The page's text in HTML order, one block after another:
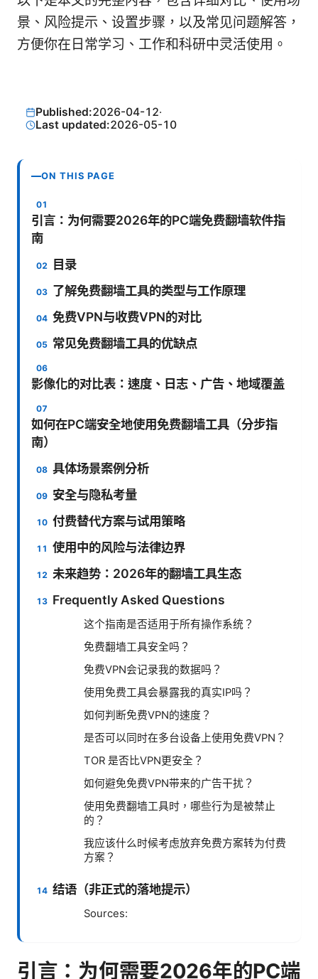
景、风险提示、设置步骤，以及常见问题解答，
方便你在日常学习、工作和科研中灵活使用。
Published:2026-04-12·
Last updated:2026-05-10
ON THIS PAGE
引言：为何需要2026年的PC端免费翻墙软件指
南
目录
了解免费翻墙工具的类型与工作原理
免费VPN与收费VPN的对比
常见免费翻墙工具的优缺点
影像化的对比表：速度、日志、广告、地域覆盖
如何在PC端安全地使用免费翻墙工具（分步指
南）
具体场景案例分析
安全与隐私考量
付费替代方案与试用策略
使用中的风险与法律边界
未来趋势：2026年的翻墙工具生态
Frequently Asked Questions
这个指南是否适用于所有操作系统？
免费翻墙工具安全吗？
免费VPN会记录我的数据吗？
使用免费工具会暴露我的真实IP吗？
如何判断免费VPN的速度？
是否可以同时在多台设备上使用免费VPN？
TOR 是否比VPN更安全？
如何避免免费VPN带来的广告干扰？
使用免费翻墙工具时，哪些行为是被禁止
的？
我应该什么时候考虑放弃免费方案转为付费
方案？
结语（非正式的落地提示）
Sources:
引言：为何需要2026年的PC端